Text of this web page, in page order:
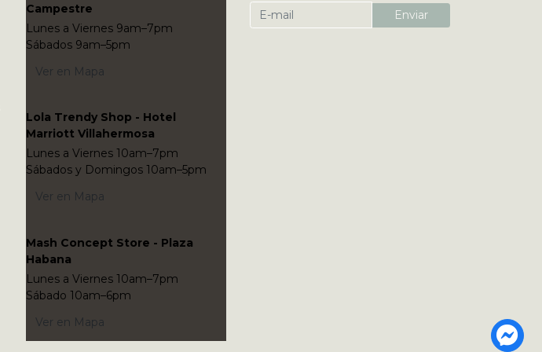
Campestre
Lunes a Viernes 9am–7pm
Sábados 9am–5pm
Ver en Mapa
Lola Trendy Shop - Hotel
Marriott Villahermosa
Lunes a Viernes 10am–7pm
Sábados y Domingos 10am–5pm
Ver en Mapa
Mash Concept Store - Plaza
Habana
Lunes a Viernes 10am–7pm
Sábado 10am–6pm
Ver en Mapa
Enviar